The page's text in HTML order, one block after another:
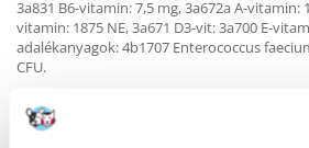
3a831 B6-vitamin: 7,5 mg, 3a672a A-vitamin:
vitamin: 1875 NE, 3a671 D3-vit: 3a700 E-
adalékanyagok: 4b1707 Enterococcus
CFU.
Nyersfehérje (min.) 31 %.